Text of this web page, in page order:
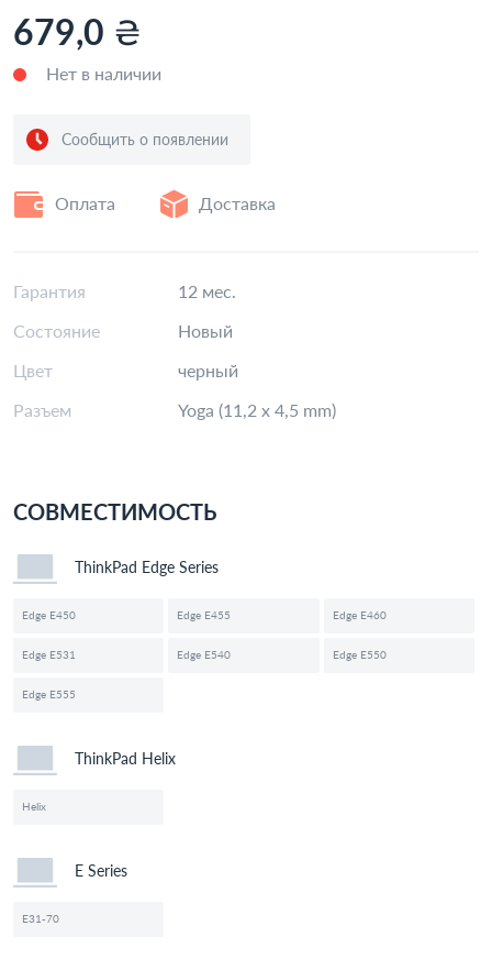
679,0 ₴
Нет в наличии
Сообщить о появлении
Оплата Доставка
Гарантия
12 мес.
Состояние
Новый
Цвет
черный
Разъем
Yoga (11,2 x 4,5 mm)
СОВМЕСТИМОСТЬ
ThinkPad Edge Series
Edge E450 Edge E455 Edge E460
Edge E531 Edge E540 Edge E550
Edge E555
ThinkPad Helix
Helix
E Series
E31-70